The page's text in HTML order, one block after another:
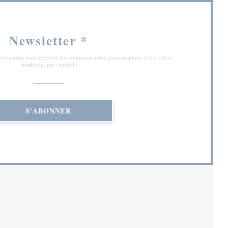
Newsletter *
pour recevoir des communications personnalisées et des offres
marketing par courriel.
S'ABONNER
NOUVELLE FENÊTRE))